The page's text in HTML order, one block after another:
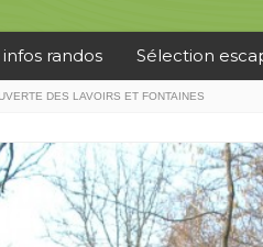
infos randos Sélection
DES LAVOIRS ET FONTAINES